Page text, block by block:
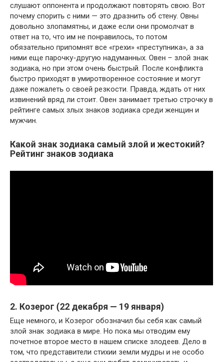
слушают оппонента и продолжают повторять свою. Вот
почему спорить с ними — это дразнить об стену. Овны
довольно злопамятны, и даже если они промолчат в
ответ на то, что им не понравилось, то потом
обязательно припомнят все «грехи» «преступника», а за
ними еще парочку-другую надуманных. Овен – злой знак
зодиака, но при этом очень быстрый. После конфликта
быстро приходят в умиротворенное состояние и могут
даже пожалеть о своей резкости. Правда, ждать от них
извинений вряд ли стоит. Овен занимает третью строчку в
рейтинге самых злых знаков зодиака среди женщин и
мужчин.
Какой знак зодиака самый злой и жестокий?
Рейтинг знаков зодиака
2. Козерог (22 декабря — 19 января)
Еще немного, и Козерог обозначил бы себя как самый
злой знак зодиака в мире. Но пока мы отводим ему
почетное второе место в нашем списке злодеев. Дело в
том, что представители стихии земли мудры и не особо